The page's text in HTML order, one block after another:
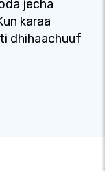
jecha
karaa
dhihaachuuf